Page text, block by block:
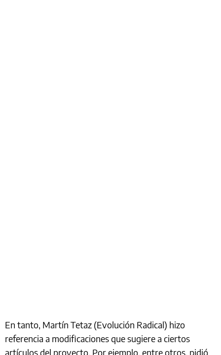
En tanto, Martín Tetaz (Evolución Radical) hizo
referencia a modificaciones que sugiere a ciertos
artículos del proyecto. Por ejemplo, entre otros, pidió